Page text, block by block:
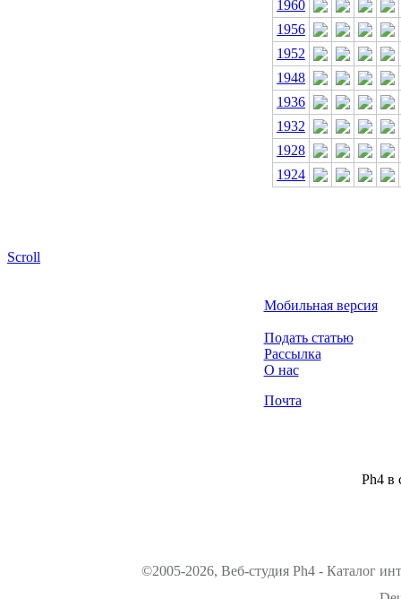
1960
1956
1952
1948
1936
1932
1928
1924
Scroll
Мобильная версия
Подать статью
Рассылка
О нас
Почта
Ph4 в
©2005-2026, Веб-студия Ph4 - Каталог